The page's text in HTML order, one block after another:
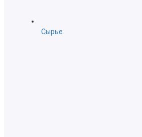
Сырье